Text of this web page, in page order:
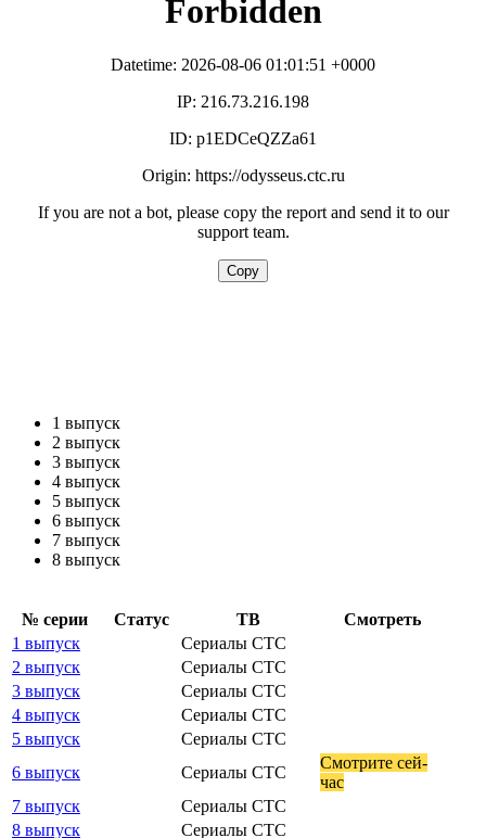
1 выпуск
2 выпуск
3 выпуск
4 выпуск
5 выпуск
6 выпуск
7 выпуск
8 выпуск
№ се­рии Ста­тус ТВ
Смот­реть
1 выпуск
Сериалы СТС
2 выпуск
Сериалы СТС
3 выпуск
Сериалы СТС
4 выпуск
Сериалы СТС
5 выпуск
Сериалы СТС
6 выпуск
Сериалы СТС
Смот­ри­те сей­
час
7 выпуск
Сериалы СТС
8 выпуск
Сериалы СТС